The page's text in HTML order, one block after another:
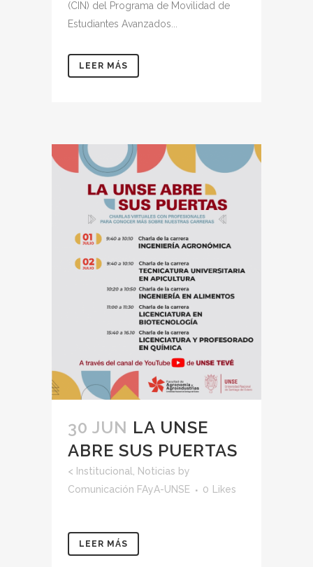
(CIN) del Programa de Movilidad de
Estudiantes Avanzados...
LEER MÁS
30 JUN LA UNSE
ABRE SUS PUERTAS
< Institucional, Noticias by
Comunicación FAyA-UNSE
0 Likes
LEER MÁS